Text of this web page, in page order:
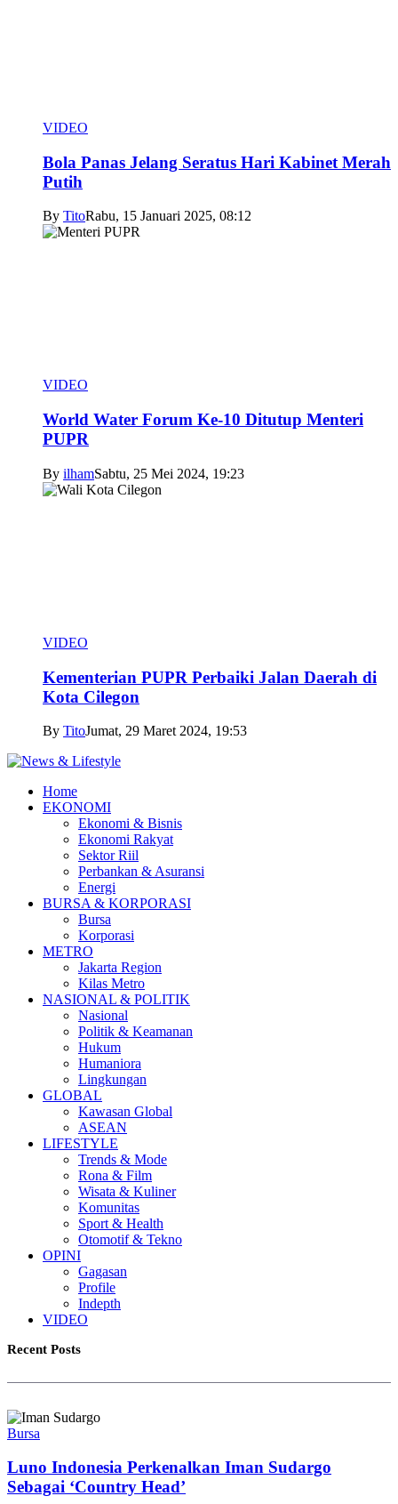
VIDEO
Bola Panas Jelang Seratus Hari Kabinet Merah
Putih
By TitoRabu, 15 Januari 2025, 08:12
VIDEO
World Water Forum Ke-10 Ditutup Menteri
PUPR
By ilhamSabtu, 25 Mei 2024, 19:23
VIDEO
Kementerian PUPR Perbaiki Jalan Daerah di
Kota Cilegon
By TitoJumat, 29 Maret 2024, 19:53
Home
EKONOMI
Ekonomi & Bisnis
Ekonomi Rakyat
Sektor Riil
Perbankan & Asuransi
Energi
BURSA & KORPORASI
Bursa
Korporasi
METRO
Jakarta Region
Kilas Metro
NASIONAL & POLITIK
Nasional
Politik & Keamanan
Hukum
Humaniora
Lingkungan
GLOBAL
Kawasan Global
ASEAN
LIFESTYLE
Trends & Mode
Rona & Film
Wisata & Kuliner
Komunitas
Sport & Health
Otomotif & Tekno
OPINI
Gagasan
Profile
Indepth
VIDEO
Recent Posts
Bursa
Luno Indonesia Perkenalkan Iman Sudargo
Sebagai ‘Country Head’